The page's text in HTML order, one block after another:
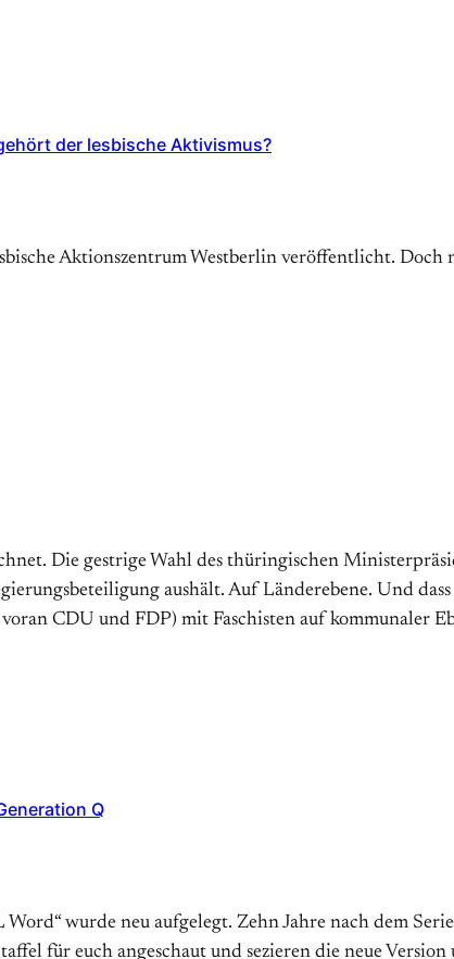
der lesbische Aktivismus?
Aktionszentrum Westberlin veröffentlicht.
Die gestrige Wahl des thüringischen
aushält. Auf Länderebene. Und
CDU und FDP) mit Faschisten auf kommunaler
Q
wurde neu aufgelegt. Zehn Jahre nach dem
für euch angeschaut und sezieren die neue